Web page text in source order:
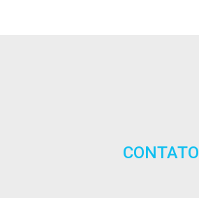
CONTATO